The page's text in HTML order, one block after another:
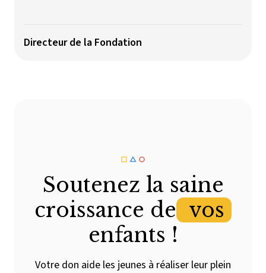
Directeur de la Fondation
Soutenez la saine
croissance de vos
enfants !
Votre don aide les jeunes à réaliser leur plein